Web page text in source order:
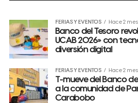
FERIAS Y EVENTOS Hace 2
Banco del Tesoro
UCAB 2026» con
diversión digital
FERIAS Y EVENTOS Hace 2
T-mueve del Banco
a la comunidad de
Carabobo